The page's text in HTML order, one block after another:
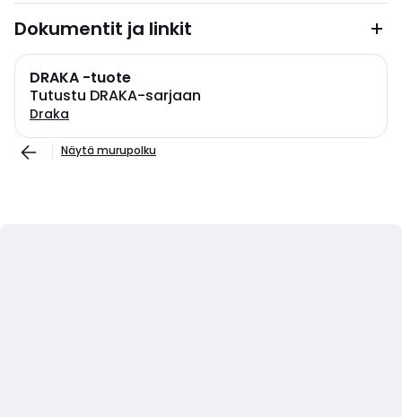
Dokumentit ja linkit
DRAKA -tuote
Tutustu DRAKA-sarjaan
Draka
Näytä murupolku